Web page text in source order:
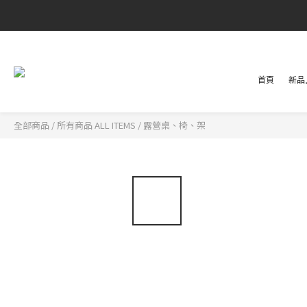
首頁 新品
全部商品 / 所有商品 ALL ITEMS / 露營桌、椅、架